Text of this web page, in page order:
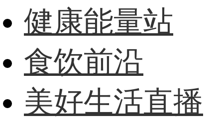
健康能量站
食饮前沿
美好生活直播